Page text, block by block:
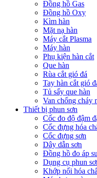
Đồng hồ Gas
Đồng hồ Oxy
Kìm hàn
Mặt nạ hàn
Máy cắt Plasma
Máy hàn
Phụ kiện hàn cắt
Que hàn
Rùa cắt gió đá
Tay hàn cắt gió
Tủ sấy que hàn
Van chống cháy
Thiết bị phun sơn
Cốc đo độ đậm
Cốc đựng hóa
Cốc đựng sơn
Dây dẫn sơn
Đồng hồ đo áp
Dụng cụ phun
Khớp nối hóa